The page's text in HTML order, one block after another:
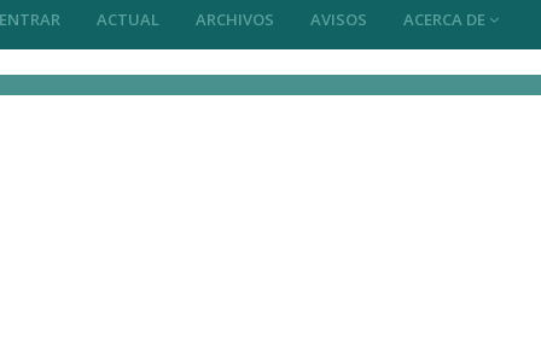
ACTUAL ARCHIVOS AVISOS ACERCA DE
ENTRAR